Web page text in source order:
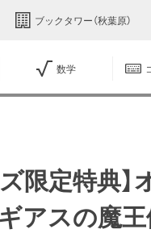
ブックタワー（秋葉原）
数学
限定特典
アスの魔王